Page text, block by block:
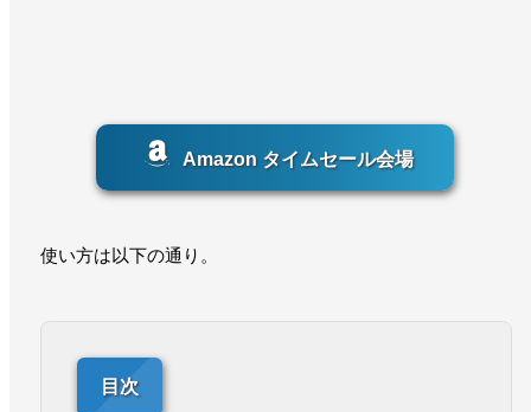
Amazon タイムセール会場
使い方は以下の通り。